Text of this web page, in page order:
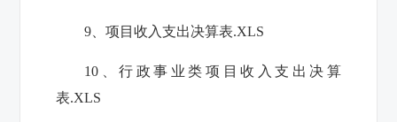
9、项目收入支出决算表.XLS
10、行政事业类项目收入支出决算
表.XLS